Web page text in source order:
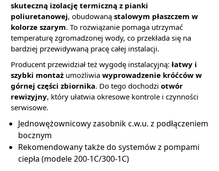
skuteczną izolację termiczną z pianki
poliuretanowej, obudowaną stalowym płaszczem w
kolorze szarym. To rozwiązanie pomaga utrzymać
temperaturę zgromadzonej wody, co przekłada się na
bardziej przewidywaną pracę całej instalacji.
Producent przewidział też wygodę instalacyjną: łatwy i
szybki montaż umożliwia wyprowadzenie króćców w
górnej części zbiornika. Do tego dochodzi otwór
rewizyjny, który ułatwia okresowe kontrole i czynności
serwisowe.
Jednowężownicowy zasobnik c.w.u. z podłączeniem
bocznym
Rekomendowany także do systemów z pompami
ciepła (modele 200-1C/300-1C)